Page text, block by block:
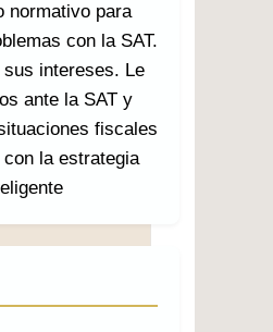
normativo para
con la SAT.
sus intereses. Le
ante la SAT y
fiscales
la estrategia